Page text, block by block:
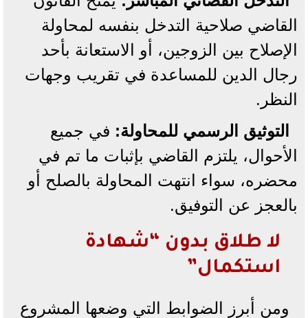
القاضي صلاحية التدخل بنفسه لمحاولة
الإصلاح بين الزوجين، أو الاستعانة بأحد
رجال الدين للمساعدة في تقريب وجهات
النظر.
التوثيق الرسمي للمحاولة: في جميع
الأحوال، يلتزم القاضي بإثبات ما تم في
محضره، سواء انتهت المحاولة بالصلح أو
بالعجز عن التوفيق.
​لا طلاق بدون “شهادة
استكمال”
​ومن أبرز الضوابط التي وضعها المشروع